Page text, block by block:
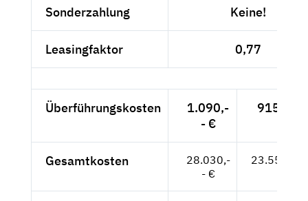
Sonderzahlung Keine!
Leasingfaktor 0,77
Überführungskosten
1.090,-
- €
915,97 €
Gesamtkosten
28.030,-
- €
23.554,62